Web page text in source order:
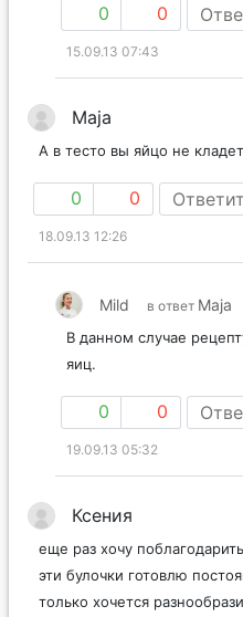
0 0
15.09.13 07:43
Maja
А в тесто вы яйцо не
0 0
18.09.13 12:26
Mild в ответ Maja
В данном случае
яиц.
0 0
19.09.13 05:32
Ксения
еще раз хочу
эти булочки готовлю
только хочется